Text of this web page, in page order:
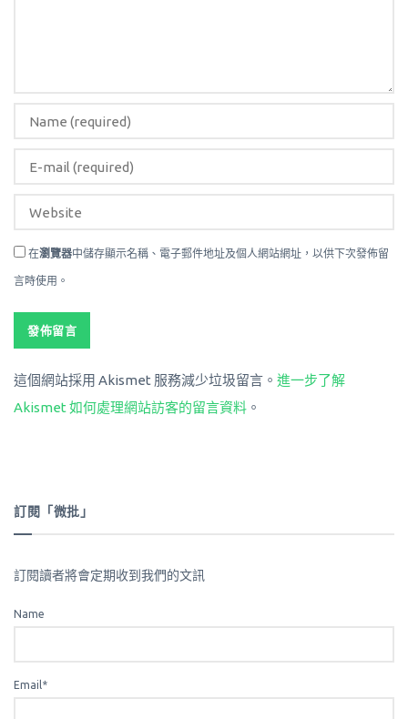
在瀏覽器中儲存顯示名稱、電子郵件地址及個人網站網址，以供下次發佈留
言時使用。
這個網站採用 Akismet 服務減少垃圾留言。 進一步了解
Akismet 如何處理網站訪客的留言資料 。
訂閱「微批」
訂閱讀者將會定期收到我們的文訊
Name
Email*